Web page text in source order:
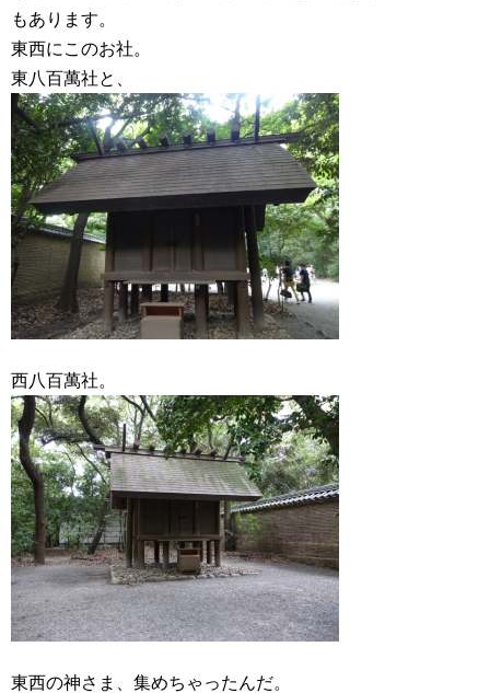
もあります。
東西にこのお社。
東八百萬社と、
西八百萬社。
東西の神さま、集めちゃったんだ。